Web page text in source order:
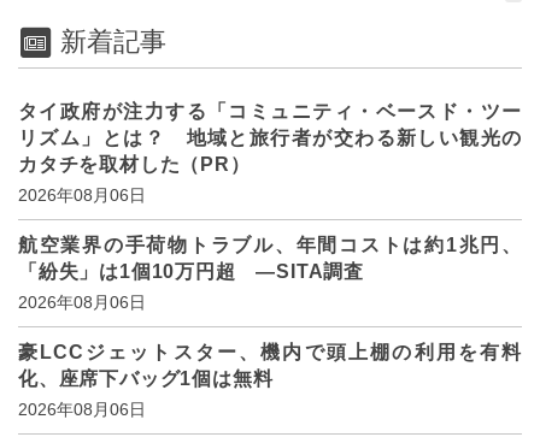
新着記事
タイ政府が注力する「コミュニティ・ベースド・ツー
リズム」とは？ 地域と旅行者が交わる新しい観光の
カタチを取材した（PR）
2026年08月06日
航空業界の手荷物トラブル、年間コストは約1兆円、
「紛失」は1個10万円超 ―SITA調査
2026年08月06日
豪LCCジェットスター、機内で頭上棚の利用を有料
化、座席下バッグ1個は無料
2026年08月06日